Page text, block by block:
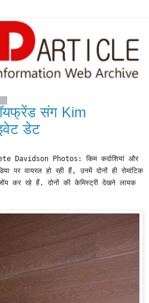
संग Kim
डेट
Davidson Photos: किम कर्दाशियां और
पर वायरल हो रही हैं, उनमें दोनों ही रोमांटिक
कर रहे हैं. दोनों की केमिस्ट्री देखने लायक